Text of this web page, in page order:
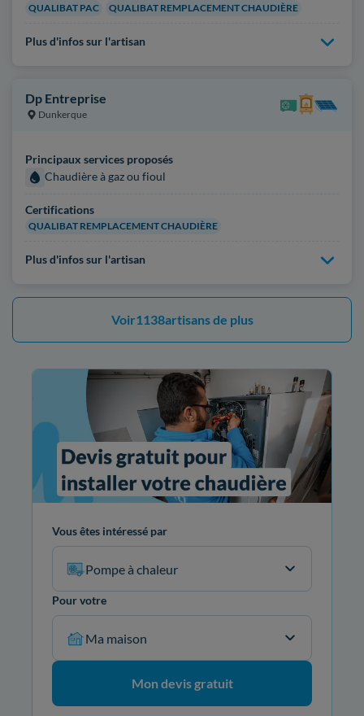
QUALIBAT PAC QUALIBAT REMPLACEMENT CHAUDIÈRE
Plus d'infos sur l'artisan
Dp Entreprise
Dunkerque
Principaux services proposés
Chaudière à gaz ou fioul
Certifications
QUALIBAT REMPLACEMENT CHAUDIÈRE
Plus d'infos sur l'artisan
Voir1138artisans de plus
Vous êtes intéressé par
Pompe à chaleur
Pour votre
Ma maison
Mon devis gratuit